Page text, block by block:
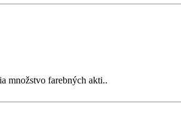
množstvo farebných akti..